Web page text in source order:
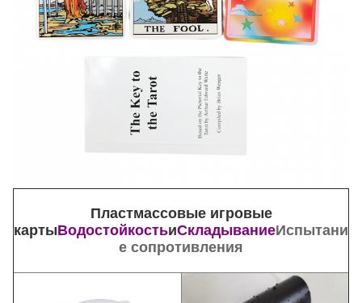
Пластмассовые игровые
картыВодостойкостьиСкладываниеИспытани
е сопротивления